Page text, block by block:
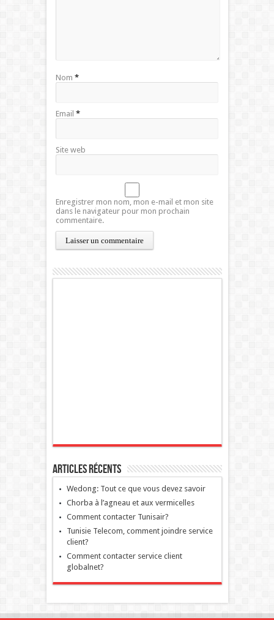
Nom *
Email *
Site web
Enregistrer mon nom, mon e-mail et mon site
dans le navigateur pour mon prochain
commentaire.
Articles récents
Wedong: Tout ce que vous devez savoir
Chorba à l’agneau et aux vermicelles
Comment contacter Tunisair?
Tunisie Telecom, comment joindre service
client?
Comment contacter service client
globalnet?